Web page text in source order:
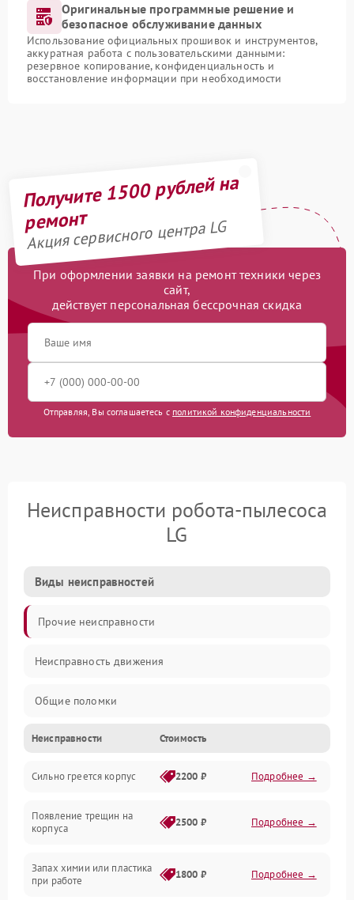
Оригинальные программные решение и
безопасное обслуживание данных
Использование официальных прошивок и инструментов,
аккуратная работа с пользовательскими данными:
резервное копирование, конфиденциальность и
восстановление информации при необходимости
Получите 1500 рублей на
ремонт
Акция сервисного центра LG
При оформлении заявки на ремонт техники через
сайт,
действует персональная бессрочная скидка
Отправляя, Вы соглашаетесь с политикой конфиденциальности
Неисправности робота-пылесоса
LG
Виды неисправностей
Прочие неисправности
Неисправность движения
Общие поломки
Неисправность датчиков
Неисправность программного обеспечения
Проблемы с сигналом
Неисправности Стоимость
Сильно греется корпус 2200 ₽ Подробнее →
Появление трещин на
корпуса
2500 ₽ Подробнее →
Запах химии или пластика
при работе
1800 ₽ Подробнее →